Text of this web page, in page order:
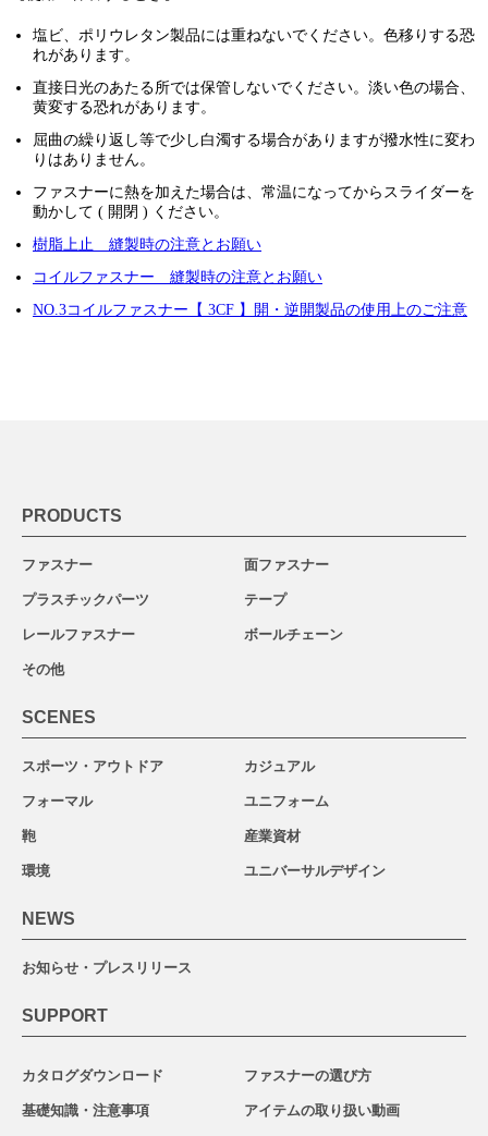
塩ビ、ポリウレタン製品には重ねないでください。色移りする恐
れがあります。
直接日光のあたる所では保管しないでください。淡い色の場合、
黄変する恐れがあります。
屈曲の繰り返し等で少し白濁する場合がありますが撥水性に変わ
りはありません。
ファスナーに熱を加えた場合は、常温になってからスライダーを
動かして ( 開閉 ) ください。
樹脂上止 縫製時の注意とお願い
コイルファスナー 縫製時の注意とお願い
NO.3コイルファスナー【 3CF 】開・逆開製品の使用上のご注意
PRODUCTS
ファスナー 面ファスナー
プラスチックパーツ テープ
レールファスナー ボールチェーン
その他
SCENES
スポーツ・アウトドア カジュアル
フォーマル ユニフォーム
鞄 産業資材
環境 ユニバーサルデザイン
NEWS
お知らせ・プレスリリース
SUPPORT
カタログダウンロード ファスナーの選び方
基礎知識・注意事項 アイテムの取り扱い動画